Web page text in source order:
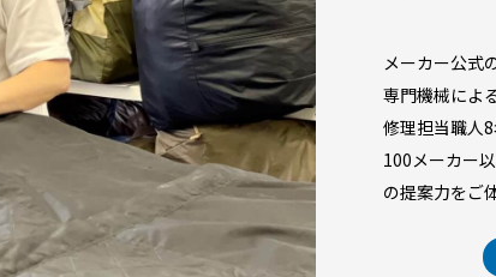
メーカー公式
専門機械によ
修理担当職人
100メーカー
の提案力をご